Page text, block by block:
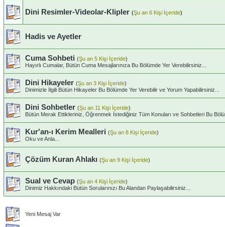
Dini Resimler-Videolar-Klipler (Şu an 6 Kişi İçeride)
Hadis ve Ayetler
Cuma Sohbeti (Şu an 5 Kişi İçeride)
Hayırlı Cumalar, Bütün Cuma Mesajlarınıza Bu Bölümde Yer Verebilirsiniz...
Dini Hikayeler (Şu an 3 Kişi İçeride)
Dinimizle İlgili Bütün Hikayeler Bu Bölümde Yer Verebilir ve Yorum Yapabilirsiniz...
Dini Sohbetler (Şu an 11 Kişi İçeride)
Bütün Merak Ettikleriniz, Öğrenmek İstediğiniz Tüm Konuları ve Sohbetleri Bu
Kur'an-ı Kerim Mealleri (Şu an 8 Kişi İçeride)
Oku ve Anla...
Çözüm Kuran Ahlakı (Şu an 9 Kişi İçeride)
Sual ve Cevap (Şu an 4 Kişi İçeride)
Dinimiz Hakkındaki Bütün Sorularınızı Bu Alandan Paylaşabilirsiniz...
Yeni Mesaj Var